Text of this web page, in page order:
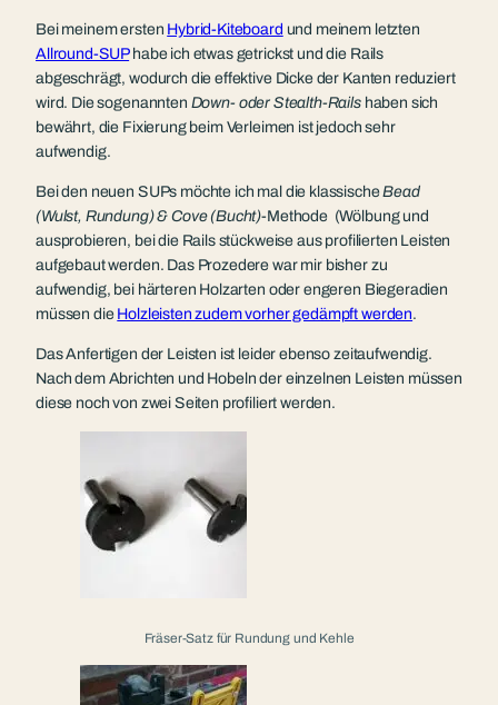
Bei meinem ersten Hybrid-Kiteboard und meinem letzten
Allround-SUPhabe ich etwas getrickst und die Rails
abgeschrägt, wodurch die effektive Dicke der Kanten reduziert
wird. Die sogenannten Down- oder Stealth-Railshaben sich
bewährt, die Fixierung beim Verleimen ist jedoch sehr
aufwendig.
Bei den neuen SUPs möchte ich mal die klassischeBead
(Wulst, Rundung) & Cove (Bucht)-Methode (Wölbung und
ausprobieren, bei die Rails stückweise aus profilierten Leisten
aufgebaut werden. Das Prozedere war mir bisher zu
aufwendig, bei härteren Holzarten oder engeren Biegeradien
müssen die Holzleisten zudem vorher gedämpft werden.
Das Anfertigen der Leisten ist leider ebenso zeitaufwendig.
Nach dem Abrichten und Hobeln der einzelnen Leisten müssen
diese noch von zwei Seiten profiliert werden.
Fräser-Satz für Rundung und Kehle